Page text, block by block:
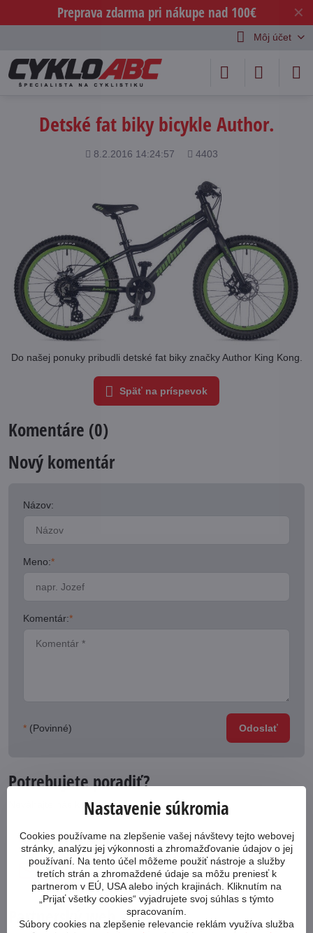
✕
Preprava zdarma pri nákupe nad 100€
Môj účet
Detské fat biky bicykle Author.
Pridané
8.2.2016 14:24:57
Počet
4403
Do našej ponuky pribudli detské fat biky značky Author King Kong.
Späť na príspevok
Komentáre (0)
Nový komentár
Názov:
Meno:*
Komentár:*
* (Povinné) Odoslať
Potrebujete poradiť?
Neváhajte nás kontaktovať
053 4413 064
cykloabc​@cykloabc​.sk
Partnerský web
Nastavenie súkromia
Cookies používame na zlepšenie vašej návštevy tejto webovej
stránky, analýzu jej výkonnosti a zhromažďovanie údajov o jej
používaní. Na tento účel môžeme použiť nástroje a služby
tretích strán a zhromaždené údaje sa môžu preniesť k
partnerom v EÚ, USA alebo iných krajinách. Kliknutím na
„Prijať všetky cookies“ vyjadrujete svoj súhlas s týmto
spracovaním.
Súbory cookies na zlepšenie relevancie reklám využíva služba